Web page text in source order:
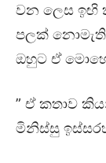
වන ලෙස ඉඟි
පලක්
ඔහුට ඒ
” ඒ කතාව
මිනිස්සු